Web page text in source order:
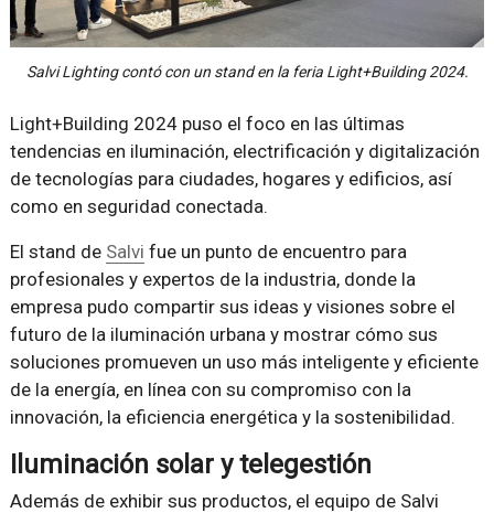
Salvi Lighting contó con un stand en la feria Light+Building 2024.
Light+Building 2024 puso el foco en las últimas
tendencias en iluminación, electrificación y digitalización
de tecnologías para ciudades, hogares y edificios, así
como en seguridad conectada.
El stand de Salvi fue un punto de encuentro para
profesionales y expertos de la industria, donde la
empresa pudo compartir sus ideas y visiones sobre el
futuro de la iluminación urbana y mostrar cómo sus
soluciones promueven un uso más inteligente y eficiente
de la energía, en línea con su compromiso con la
innovación, la eficiencia energética y la sostenibilidad.
Iluminación solar y telegestión
Además de exhibir sus productos, el equipo de Salvi